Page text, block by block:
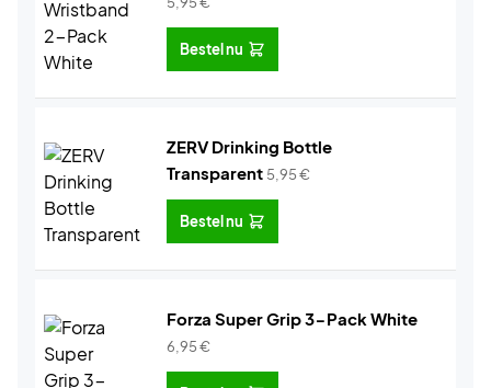
Bestel nu
ZERV Drinking Bottle
Transparent 5,95€
Bestel nu
Forza Super Grip 3-Pack White
6,95€